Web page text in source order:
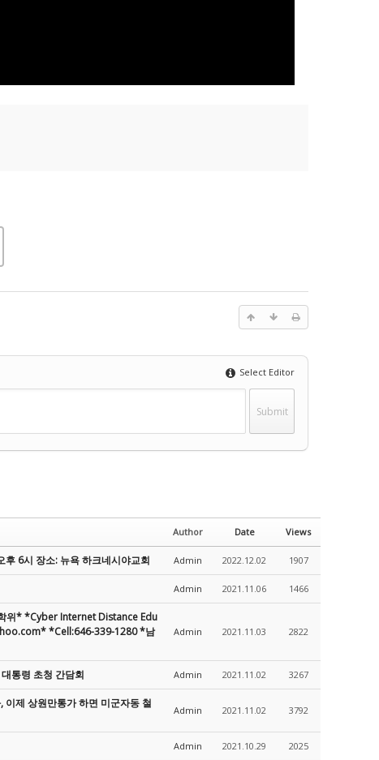
Select Editor
Author Date Views
6시 장소: 뉴욕 하크네시야교회 Admin 2022.12.02 1907
Admin 2021.11.06 1466
위* *Cyber Internet Distance Edu
*Cell:646-339-1280 *남
Admin 2021.11.03 2822
통령 초청 간담회 Admin 2021.11.02 3267
제 상원만통가 하면 미군자동 철
Admin 2021.11.02 3792
Admin 2021.10.29 2025